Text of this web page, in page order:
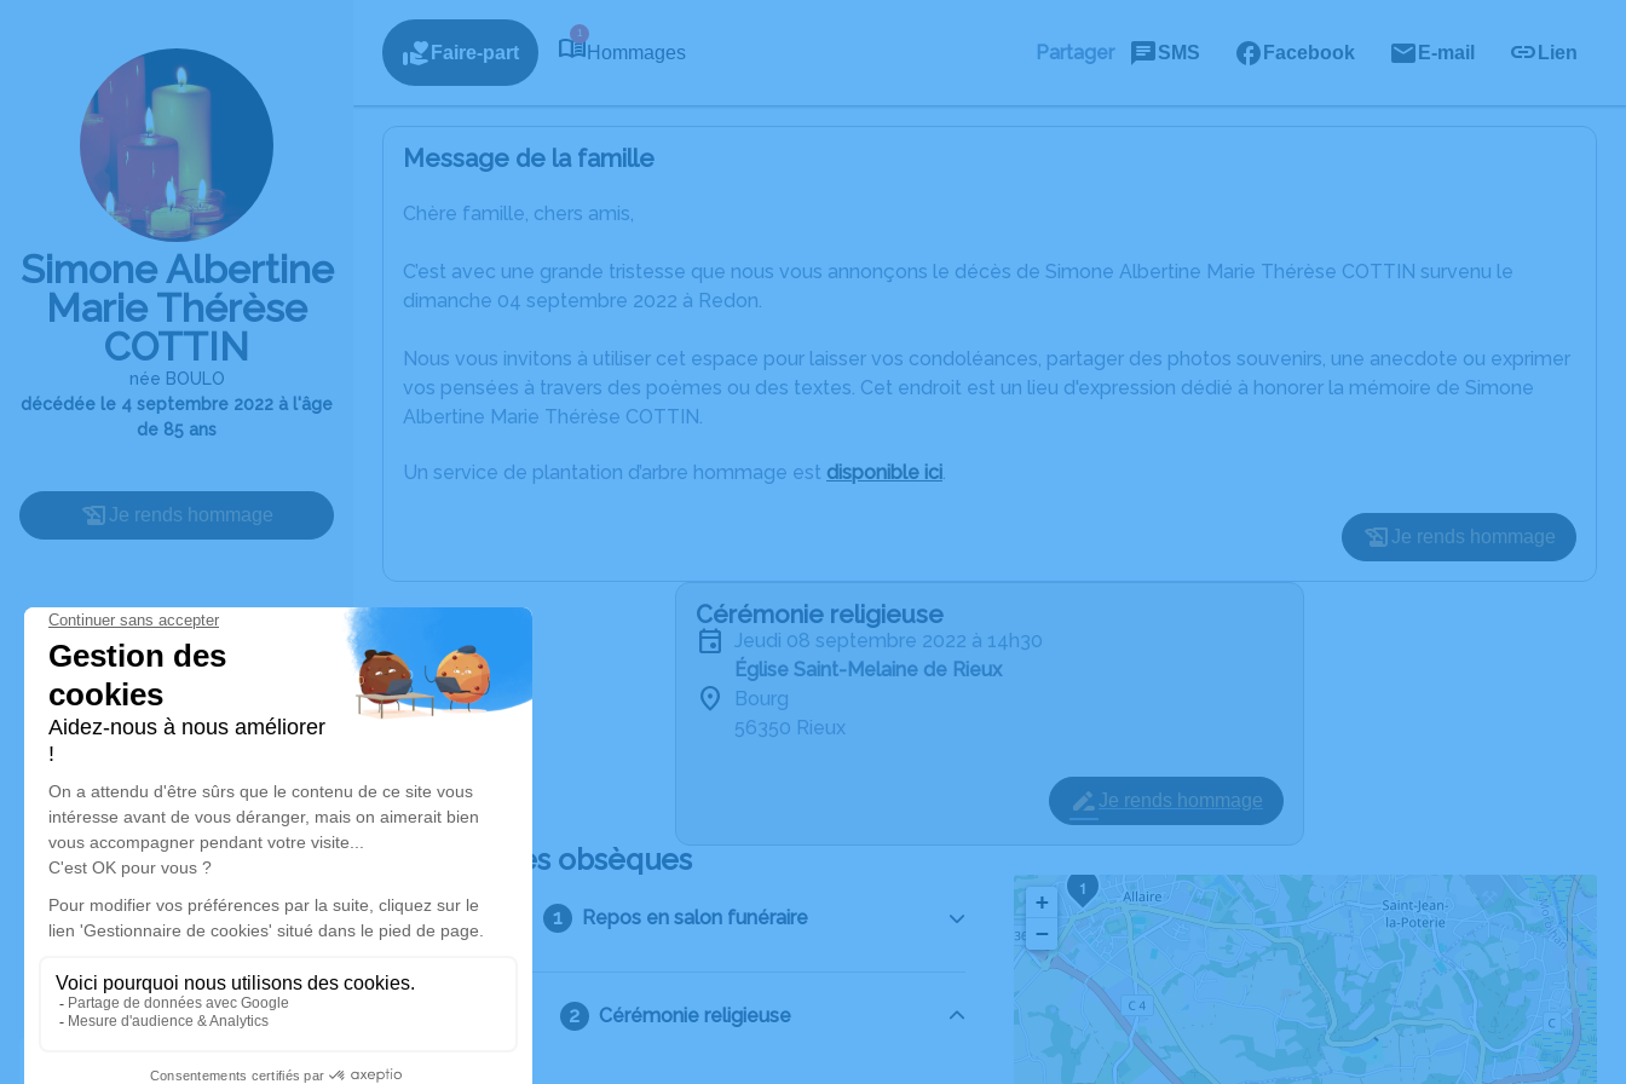
Simone Albertine
Marie Thérèse
COTTIN
née BOULO
décédée le 4 septembre 2022 à l'âge
de 85 ans
Je rends hommage
Faire-part
1
Hommages Partager SMS Facebook E-mail Lien
Message de la famille
Chère famille, chers amis,
C’est avec une grande tristesse que nous vous annonçons le décès de Simone Albertine Marie Thérèse COTTIN survenu le
dimanche 04 septembre 2022 à Redon.
Nous vous invitons à utiliser cet espace pour laisser vos condoléances, partager des photos souvenirs, une anecdote ou exprimer
vos pensées à travers des poèmes ou des textes. Cet endroit est un lieu d'expression dédié à honorer la mémoire de Simone
Albertine Marie Thérèse COTTIN.
Un service de plantation d’arbre hommage est disponible ici.
Je rends hommage
Cérémonie religieuse
jeudi 08 septembre 2022 à 14h30
Église Saint-Melaine de Rieux
Bourg
56350 Rieux
Je rends hommage
Déroulé des obsèques
Repos en salon funéraire
Cérémonie religieuse
1
+
−